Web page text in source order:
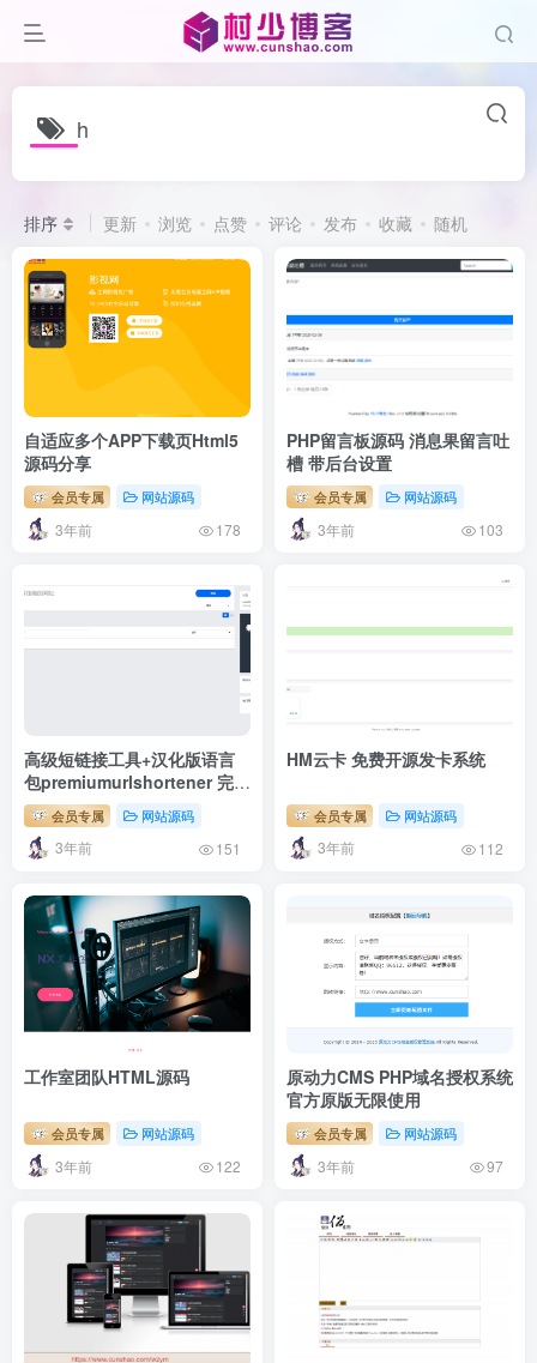
h
排序 更新 浏览 点赞 评论 发布 收藏 随机
自适应多个APP下载页Html5
源码分享
会员专属 网站源码
3年前 178
PHP留言板源码 消息果留言吐
槽 带后台设置
会员专属 网站源码
3年前 103
高级短链接工具+汉化版语言
包premiumurlshortener 完美
修复开心版QW提示跳转
会员专属 网站源码
3年前 151
HM云卡 免费开源发卡系统
会员专属 网站源码
3年前 112
工作室团队HTML源码
会员专属 网站源码
3年前 122
原动力CMS PHP域名授权系统
官方原版无限使用
会员专属 网站源码
3年前 97